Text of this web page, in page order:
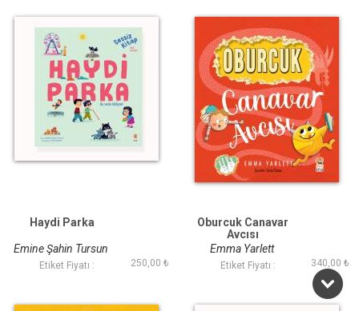
Haydi Parka
Emine Şahin Tursun
Etiket Fiyatı : 250,00 ₺
Oburcuk Canavar
Avcısı
Emma Yarlett
Etiket Fiyatı : 340,00 ₺